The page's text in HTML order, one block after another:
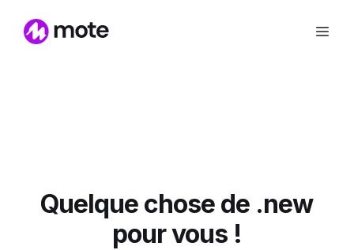
Quelque chose de .new
pour vous !